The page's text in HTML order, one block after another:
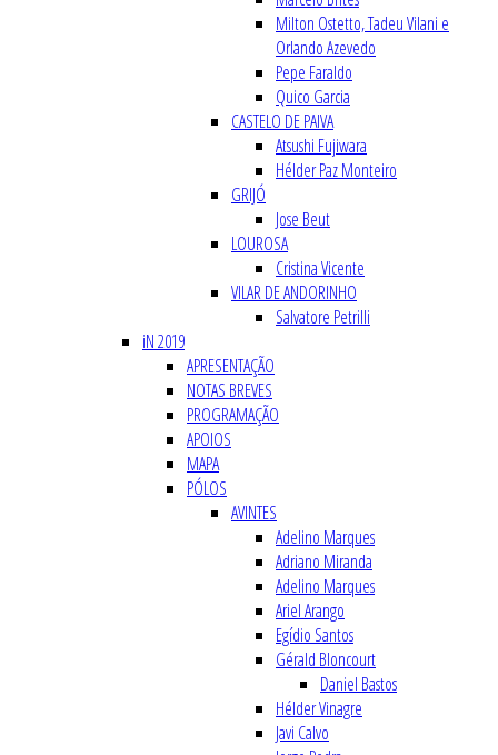
Milton Ostetto, Tadeu Vilani e
Orlando Azevedo
Pepe Faraldo
Quico Garcia
CASTELO DE PAIVA
Atsushi Fujiwara
Hélder Paz Monteiro
GRIJÓ
Jose Beut
LOUROSA
Cristina Vicente
VILAR DE ANDORINHO
Salvatore Petrilli
iN 2019
APRESENTAÇÃO
NOTAS BREVES
PROGRAMAÇÃO
APOIOS
MAPA
PÓLOS
AVINTES
Adelino Marques
Adriano Miranda
Adelino Marques
Ariel Arango
Egídio Santos
Gérald Bloncourt
Daniel Bastos
Hélder Vinagre
Javi Calvo